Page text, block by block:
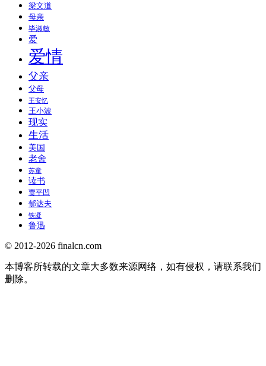
梁文道
母亲
毕淑敏
爱
爱情
父亲
父母
王安忆
王小波
现实
生活
美国
老舍
苏童
读书
贾平凹
郁达夫
铁凝
鲁迅
© 2012-2026 finalcn.com
本博客所转载的文章大多数来源网络，如有侵权，请联系我们
删除。